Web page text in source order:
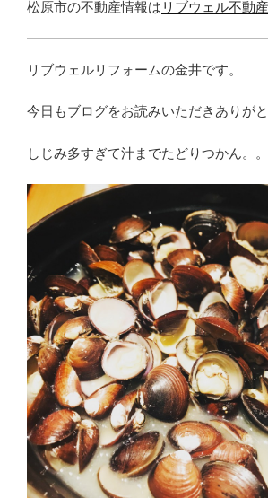
松原市の不動産情報は リブウェル不動産
リブウェルリフォームの金井です。
今日もブログをお読みいただきありがと
しじみ多すぎて汁までたどりつかん。